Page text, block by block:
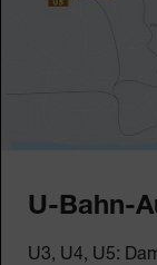
U-Bahn-
U3, U4, U5: